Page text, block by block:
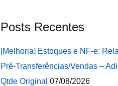
Posts Recentes
[Melhoria] Estoques e NF-e:
Pré-Transferências/Vendas –
Qtde Original 07/08/2026